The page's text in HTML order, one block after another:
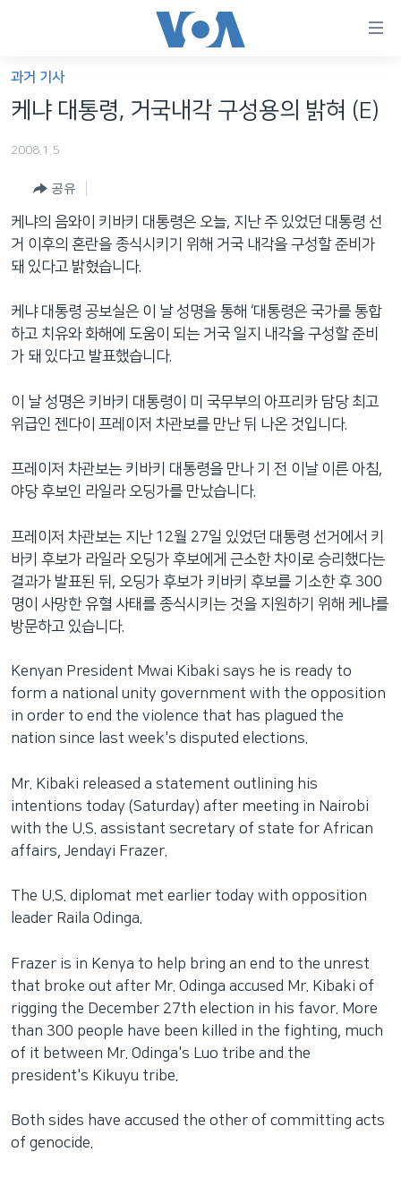
가
능
인
콘
텐
로
이
동
네
이
로
이
동
검
으
이
VOD
라디오
프로그램
주파수 안내
FOLLOW US
언어 선택
과거 기사
케냐 대통령, 거국내각 구성용의 밝혀 (E)
2008.1.5
공유
케냐의 음와이 키바키 대통령은 오늘, 지난 주 있었던 대통령 선
거 이후의 혼란을 종식시키기 위해 거국 내각을 구성할 준비가
돼 있다고 밝혔습니다.
케냐 대통령 공보실은 이 날 성명을 통해 ‘대통령은 국가를 통합
하고 치유와 화해에 도움이 되는 거국 일지 내각을 구성할 준비
가 돼 있다고 발표했습니다.
이 날 성명은 키바키 대통령이 미 국무부의 아프리카 담당 최고
위급인 젠다이 프레이저 차관보를 만난 뒤 나온 것입니다.
프레이저 차관보는 키바키 대통령을 만나 기 전 이날 이른 아침,
야당 후보인 라일라 오딩가를 만났습니다.
프레이저 차관보는 지난 12월 27일 있었던 대통령 선거에서 키
바키 후보가 라일라 오딩가 후보에게 근소한 차이로 승리했다는
결과가 발표된 뒤, 오딩가 후보가 키바키 후보를 기소한 후 300
명이 사망한 유혈 사태를 종식시키는 것을 지원하기 위해 케냐를
방문하고 있습니다.
Kenyan President Mwai Kibaki says he is ready to
form a national unity government with the opposition
in order to end the violence that has plagued the
nation since last week's disputed elections.
Mr. Kibaki released a statement outlining his
intentions today (Saturday) after meeting in Nairobi
with the U.S. assistant secretary of state for African
affairs, Jendayi Frazer.
The U.S. diplomat met earlier today with opposition
leader Raila Odinga.
Frazer is in Kenya to help bring an end to the unrest
that broke out after Mr. Odinga accused Mr. Kibaki of
rigging the December 27th election in his favor. More
than 300 people have been killed in the fighting, much
of it between Mr. Odinga's Luo tribe and the
president's Kikuyu tribe.
Both sides have accused the other of committing acts
of genocide.